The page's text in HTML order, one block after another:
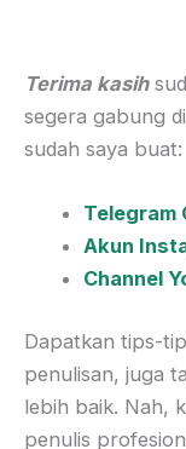
Terima kasih
segera gabung
sudah saya buat:
Telegram
Akun
Channel
Dapatkan tips-
penulisan, juga
lebih baik. Nah,
penulis